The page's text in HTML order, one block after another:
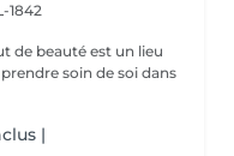
1842
de beauté est un lieu
soin de soi dans
|